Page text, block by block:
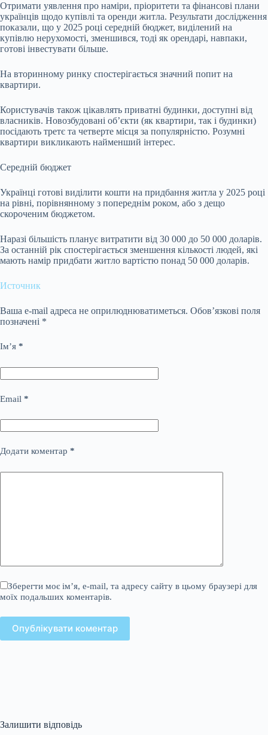
Отримати уявлення про наміри, пріоритети та фінансові плани
українців щодо купівлі та оренди житла. Результати дослідження
показали, що у 2025 році середній бюджет, виділений на
купівлю нерухомості, зменшився, тоді як орендарі, навпаки,
готові інвестувати більше.
На вторинному ринку спостерігається значний попит на
квартири.
Користувачів також цікавлять приватні будинки, доступні від
власників. Новозбудовані об’єкти (як квартири, так і будинки)
посідають третє та четверте місця за популярністю. Розумні
квартири викликають найменший інтерес.
Середній бюджет
Українці готові виділити кошти на придбання житла у 2025 році
на рівні, порівнянному з попереднім роком, або з дещо
скороченим бюджетом.
Наразі більшість планує витратити від 30 000 до 50 000 доларів.
За останній рік спостерігається зменшення кількості людей, які
мають намір придбати житло вартістю понад 50 000 доларів.
Источник
Ваша e-mail адреса не оприлюднюватиметься. Обов’язкові поля
позначені *
Ім’я *
Email *
Додати коментар *
Зберегти моє ім’я, e-mail, та адресу сайту в цьому браузері для
моїх подальших коментарів.
Опублікувати коментар
Залишити відповідь